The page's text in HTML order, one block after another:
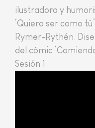
ilustradora y
‘Quiero ser como
Rymer-Rythén.
del cómic
Sesión 1ª